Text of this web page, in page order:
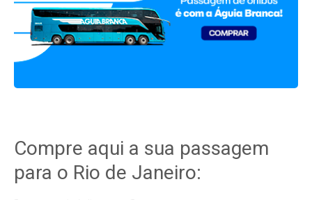
Compre aqui a sua passagem
para o Rio de Janeiro: